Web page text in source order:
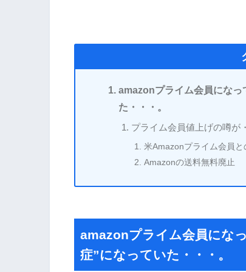
amazonプライム会員になっ
た・・・。
プライム会員値上げの噂が
米Amazonプライム会員と
Amazonの送料無料廃止
amazonプライム会員にな
症”になっていた・・・。